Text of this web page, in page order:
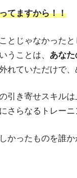
てますから！！
とじゃなかった
うことは、 あなた
れていただけで
引き寄せスキル
さらなるトレー
かったものを誰